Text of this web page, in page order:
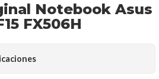
Notebook Asus
FX506H